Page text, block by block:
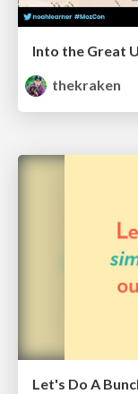
Into the Great
thekraken